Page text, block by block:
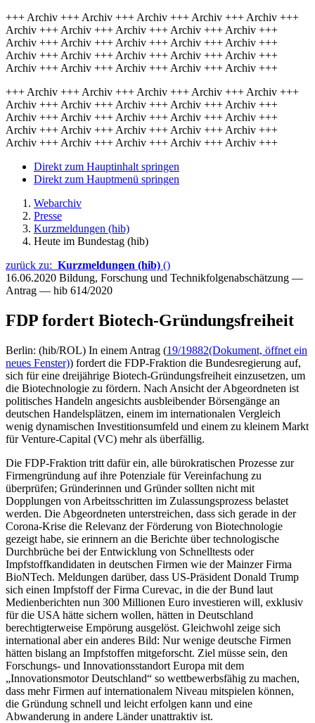
+++ Archiv +++ Archiv +++ Archiv +++ Archiv +++ Archiv +++
Archiv +++ Archiv +++ Archiv +++ Archiv +++ Archiv +++
Archiv +++ Archiv +++ Archiv +++ Archiv +++ Archiv +++
Archiv +++ Archiv +++ Archiv +++ Archiv +++ Archiv +++
Archiv +++ Archiv +++ Archiv +++ Archiv +++ Archiv +++
+++ Archiv +++ Archiv +++ Archiv +++ Archiv +++ Archiv +++
Archiv +++ Archiv +++ Archiv +++ Archiv +++ Archiv +++
Archiv +++ Archiv +++ Archiv +++ Archiv +++ Archiv +++
Archiv +++ Archiv +++ Archiv +++ Archiv +++ Archiv +++
Archiv +++ Archiv +++ Archiv +++ Archiv +++ Archiv +++
Direkt zum Hauptinhalt springen
Direkt zum Hauptmenü springen
Webarchiv
Presse
Kurzmeldungen (hib)
Heute im Bundestag (hib)
zurück zu: Kurzmeldungen (hib) ()
16.06.2020 Bildung, Forschung und Technikfolgenabschätzung —
Antrag — hib 614/2020
FDP fordert Biotech-Gründungsfreiheit
Berlin: (hib/ROL) In einem Antrag (19/19882(Dokument, öffnet ein
neues Fenster)) fordert die FDP-Fraktion die Bundesregierung auf,
sich für eine dreijährige Biotech-Gründungsfreiheit einzusetzen, um
die Biotechnologie zu fördern. Nach Ansicht der Abgeordneten ist
politisches Handeln angesichts ausbleibender Börsengänge an
deutschen Handelsplätzen, einem im internationalen Vergleich
wenig dynamischen Investitionsumfeld und einem zu kleinem Markt
für Venture-Capital (VC) mehr als überfällig.
Die FDP-Fraktion tritt dafür ein, alle bürokratischen Prozesse zur
Firmengründung auf ihre Potenziale für Vereinfachung zu
überprüfen; Gründerinnen und Gründer sollten nicht mit
Dopplungen von Arbeitsschritten im Zulassungsprozess belastet
werden. Die Abgeordneten unterstreichen, dass sich gerade in der
Corona-Krise die Relevanz der Förderung von Biotechnologie
gezeigt habe, sie erinnern an die Berichte über technologische
Durchbrüche bei der Entwicklung von Schnelltests oder
Impfstoffkandidaten in deutschen Firmen wie der Mainzer Firma
BioNTech. Meldungen darüber, dass US-Präsident Donald Trump
sich einen Impfstoff der Firma Curevac, in die der Bund laut
Medienberichten nun 300 Millionen Euro investieren will, exklusiv
für die USA hätte sichern wollen, hätten in Deutschland
berechtigterweise Empörung ausgelöst. Gleichwohl zeige sich
international aber ein anderes Bild: Nur wenige deutsche Firmen
hätten bislang an Impfstoffen mitgeforscht. Ziel müsse sein, den
Forschungs- und Innovationsstandort Europa mit dem
„Innovationsmotor Deutschland“ so wettbewerbsfähig zu machen,
dass mehr Firmen auf internationalem Niveau mitspielen können,
die Gründung schnell und leicht erfolgen kann und eine
Abwanderung in andere Länder unattraktiv ist.